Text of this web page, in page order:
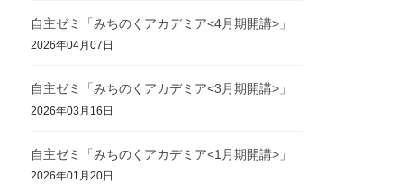
自主ゼミ「みちのくアカデミア<4月期開講>」
2026年04月07日
自主ゼミ「みちのくアカデミア<3月期開講>」
2026年03月16日
自主ゼミ「みちのくアカデミア<1月期開講>」
2026年01月20日